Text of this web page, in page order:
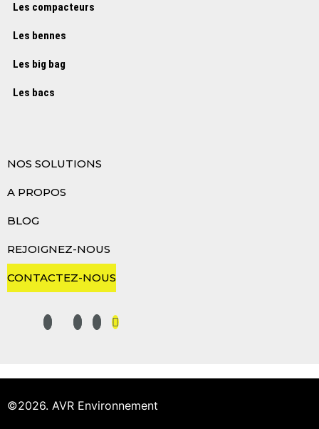
Les compacteurs
Les bennes
Les big bag
Les bacs
NOS SOLUTIONS
A PROPOS
BLOG
REJOIGNEZ-NOUS
CONTACTEZ-NOUS
©2026. AVR Environnement